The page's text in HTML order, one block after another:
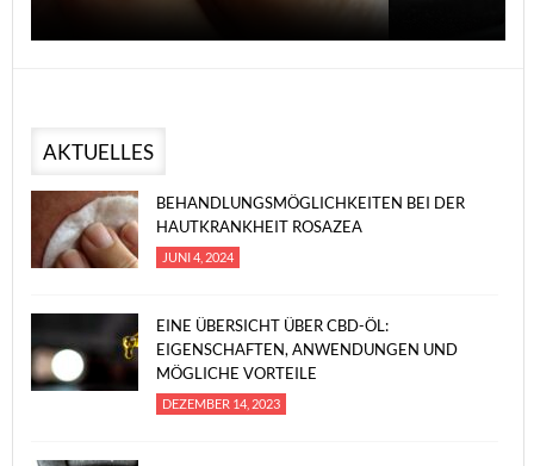
AKTUELLES
BEHANDLUNGSMÖGLICHKEITEN BEI DER
HAUTKRANKHEIT ROSAZEA
JUNI 4, 2024
EINE ÜBERSICHT ÜBER CBD-ÖL:
EIGENSCHAFTEN, ANWENDUNGEN UND
MÖGLICHE VORTEILE
DEZEMBER 14, 2023